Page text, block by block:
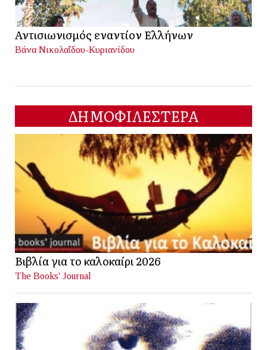
Αντισιωνισμός εναντίον Ελλήνων
Βάνα Νικολαΐδου-Κυριανίδου
ΔΗΜΟΦΙΛΕΣΤΕΡΑ
Βιβλία για το καλοκαίρι 2026
The Books' Journal